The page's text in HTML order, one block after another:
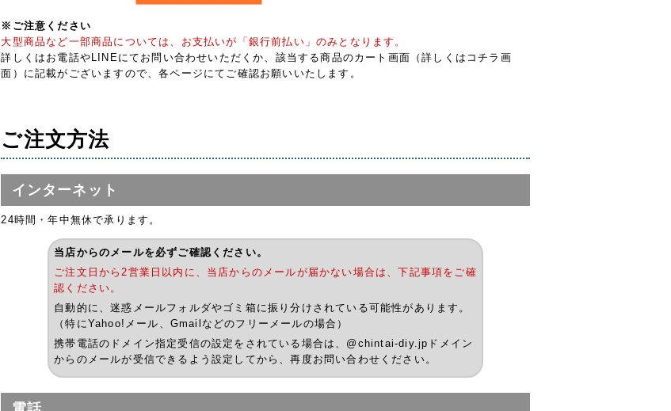
※ご注意ください
大型商品など一部商品については、お支払いが「銀行前払い」のみとなります。
詳しくはお電話やLINEにてお問い合わせいただくか、該当する商品のカート画面（詳しくはコチラ画
面）に記載がございますので、各ページにてご確認お願いいたします。
ご注文方法
インターネット
24時間・年中無休で承ります。
当店からのメールを必ずご確認ください。
ご注文日から2営業日以内に、当店からのメールが届かない場合は、下記事項をご確
認ください。
自動的に、迷惑メールフォルダやゴミ箱に振り分けされている可能性があります。
（特にYahoo!メール、Gmailなどのフリーメールの場合）
携帯電話のドメイン指定受信の設定をされている場合は、@chintai-diy.jpドメイン
からのメールが受信できるよう設定してから、再度お問い合わせください。